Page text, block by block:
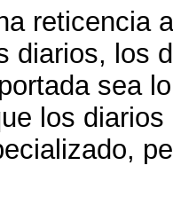
reticencia
diarios, los
sea
los